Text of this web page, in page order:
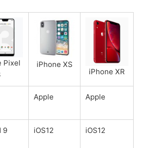
Pixel
iPhone XS
iPhone XR
Apple Apple
9 iOS12 iOS12